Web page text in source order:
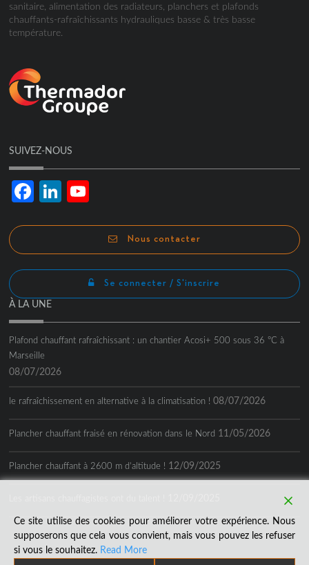
sanitaire, alimentation des radiateurs, planchers et plafonds
chauffants-rafraîchissants hydrauliques basse & très basse
température.
SUIVEZ-NOUS
FacebookLinkedIn
Nous contacter
Se connecter / S'inscrire
À LA UNE
Plafond chauffant rafraîchissant : un chantier Acosi+ 500 sous 36 °C à
Marseille
08/07/2026
le rafraîchissement en alternative à la climatisation ! 08/07/2026
Plancher chauffant fraisé en rénovation dans le Nord 11/05/2026
Plancher chauffant à 2600 m d’altitude ! 12/09/2025
Ce site utilise des cookies pour améliorer votre expérience. Nous
supposerons que cela vous convient, mais vous pouvez les refuser
si vous le souhaitez. Read More